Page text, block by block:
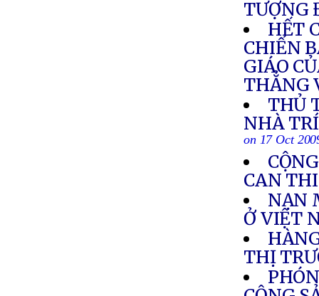
TƯỢNG
HẾT
CHIẾN
GIÁO
THẲNG
THỦ
NHÀ
on 17 Oct
CAN
NẠN
Ở VIỆT
THỊ